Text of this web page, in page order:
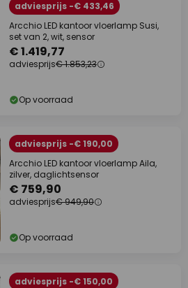
adviesprijs -€ 433,46
Arcchio LED kantoor vloerlamp Susi,
set van 2, wit, sensor
€ 1.419,77
adviesprijs€ 1.853,23
Op voorraad
adviesprijs -€ 190,00
Arcchio LED kantoor vloerlamp Aila,
zilver, daglichtsensor
€ 759,90
adviesprijs€ 949,90
Op voorraad
adviesprijs -€ 150,00